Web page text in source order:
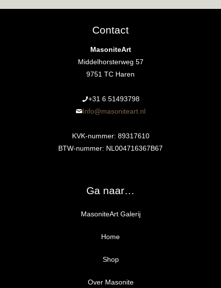
Contact
MasoniteArt
Middelhorsterweg 57
9751 TC Haren
+31 6 51493798‬
Info@masoniteart.nl
KVK-nummer: 89317610
BTW-nummer: NL004716367B67
Ga naar…
MasoniteArt Galerij
Home
Shop
Alle producten
Over Masonite